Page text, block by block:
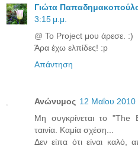
Γιώτα
3:15 μ.μ.
@ Το Project μου άρεσε. :)
Άρα έχω ελπίδες! :p
Απάντηση
Ανώνυμος 12 Μαΐου 2010
Μη συγκρίνεται το
ταινία. Καμία σχέση...
Δεν είπα ότι είναι καλό,